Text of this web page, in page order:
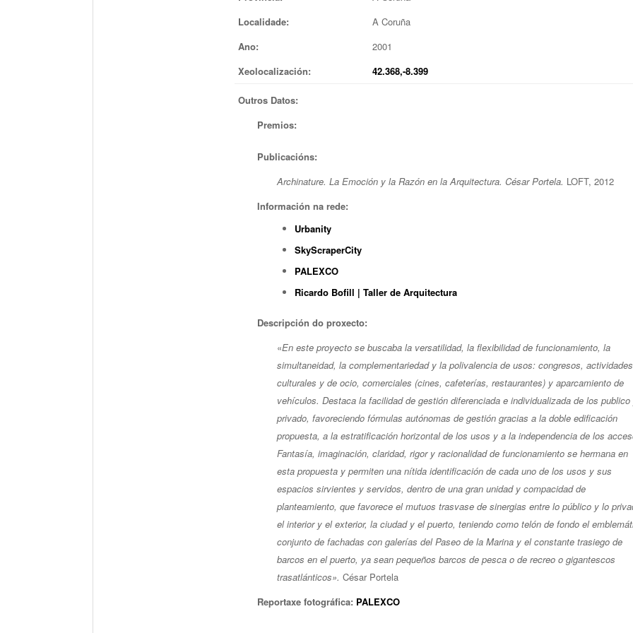
Localidade:
A Coruña
Ano:
2001
Xeolocalización:
42.368,-8.399
Outros Datos:
Premios:
Publicacións:
Archinature. La Emoción y la Razón en la Arquitectura. César Portela. LOFT, 2012
Información na rede:
Urbanity
SkyScraperCity
PALEXCO
Ricardo Bofill | Taller de Arquitectura
Descripción do proxecto:
«En este proyecto se buscaba la versatilidad, la flexibilidad de funcionamiento, la
simultaneidad, la complementariedad y la polivalencia de usos: congresos, actividades
culturales y de ocio, comerciales (cines, cafeterías, restaurantes) y aparcamiento de
vehículos. Destaca la facilidad de gestión diferenciada e individualizada de los
privado, favoreciendo fórmulas autónomas de gestión gracias a la doble edificación
propuesta, a la estratificación horizontal de los usos y a la independencia de los
Fantasía, imaginación, claridad, rigor y racionalidad de funcionamiento se hermana en
esta propuesta y permiten una nítida identificación de cada uno de los usos y sus
espacios sirvientes y servidos, dentro de una gran unidad y compacidad de
planteamiento, que favorece el mutuos trasvase de sinergias entre lo público y lo
el interior y el exterior, la ciudad y el puerto, teniendo como telón de fondo el
conjunto de fachadas con galerías del Paseo de la Marina y el constante trasiego de
barcos en el puerto, ya sean pequeños barcos de pesca o de recreo o gigantescos
trasatlánticos». César Portela
Reportaxe fotográfica: PALEXCO